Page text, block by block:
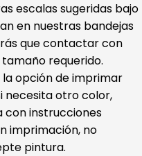
escalas sugeridas bajo
en nuestras bandejas
que contactar con
requerido.
la opción de imprimar
necesita otro color,
con instrucciones
imprimación, no
pintura.